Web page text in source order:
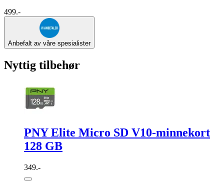
499.-
Anbefalt av våre spesialister
Nyttig tilbehør
PNY Elite Micro SD V10-minnekort
128 GB
349.-